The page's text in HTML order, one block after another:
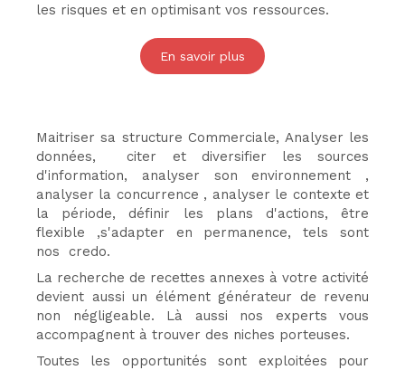
les risques et en optimisant vos ressources.
En savoir plus
Maitriser sa structure Commerciale, Analyser les
données, citer et diversifier les sources
d'information, analyser son environnement ,
analyser la concurrence , analyser le contexte et
la période, définir les plans d'actions, être
flexible ,s'adapter en permanence, tels sont
nos credo.
La recherche de recettes annexes à votre activité
devient aussi un élément générateur de revenu
non négligeable. Là aussi nos experts vous
accompagnent à trouver des niches porteuses.
Toutes les opportunités sont exploitées pour